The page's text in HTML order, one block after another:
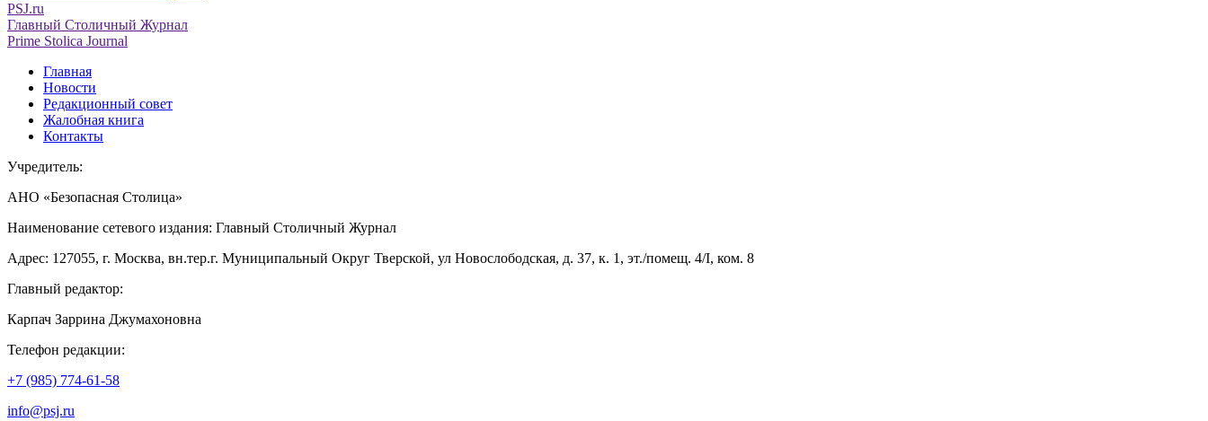
PSJ.ru
Главный Столичный Журнал
Prime Stolica Journal
Главная
Новости
Редакционный совет
Жалобная книга
Контакты
Учредитель:
АНО «Безопасная Столица»
Наименование сетевого издания: Главный Столичный Журнал
Адрес: 127055, г. Москва, вн.тер.г. Муниципальный Округ Тверской, ул Новослободская, д. 37, к. 1, эт./помещ. 4/I, ком. 8
Главный редактор:
Карпач Заррина Джумахоновна
Телефон редакции:
+7 (985) 774-61-58
info@psj.ru